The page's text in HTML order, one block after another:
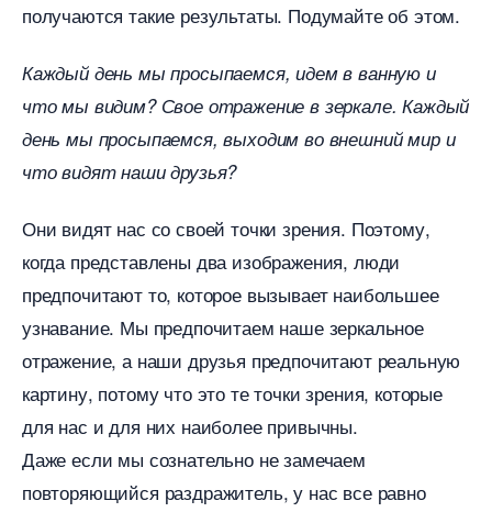
получаются такие результаты. Подумайте об этом.
Каждый день мы просыпаемся, идем в ванную и
что мы видим? Свое отражение в зеркале. Каждый
день мы просыпаемся, выходим во внешний мир и
что видят наши друзья?
Они видят нас со своей точки зрения. Поэтому,
когда представлены два изображения, люди
предпочитают то, которое вызывает наибольшее
узнавание. Мы предпочитаем наше зеркальное
отражение, а наши друзья предпочитают реальную
картину, потому что это те точки зрения, которые
для нас и для них наиболее привычны.
Даже если мы сознательно не замечаем
повторяющийся раздражитель, у нас все равно